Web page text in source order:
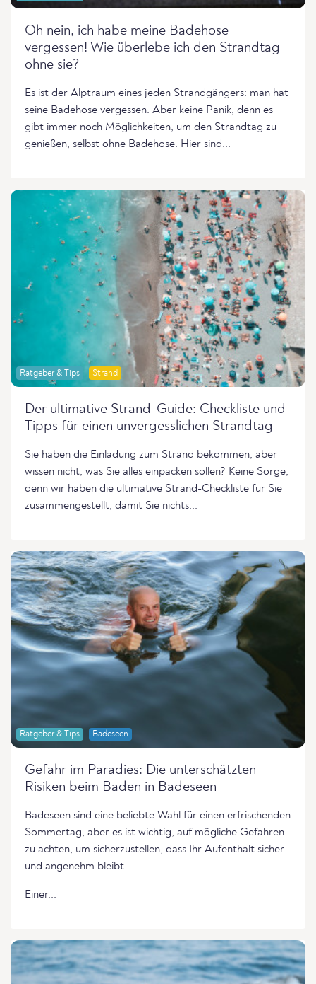
Oh nein, ich habe meine Badehose
vergessen! Wie überlebe ich den Strandtag
ohne sie?
Es ist der Alptraum eines jeden Strandgängers: man hat
seine Badehose vergessen. Aber keine Panik, denn es
gibt immer noch Möglichkeiten, um den Strandtag zu
genießen, selbst ohne Badehose. Hier sind...
Ratgeber & Tips Strand
Der ultimative Strand-Guide: Checkliste und
Tipps für einen unvergesslichen Strandtag
Sie haben die Einladung zum Strand bekommen, aber
wissen nicht, was Sie alles einpacken sollen? Keine Sorge,
denn wir haben die ultimative Strand-Checkliste für Sie
zusammengestellt, damit Sie nichts...
Ratgeber & Tips Badeseen
Gefahr im Paradies: Die unterschätzten
Risiken beim Baden in Badeseen
Badeseen sind eine beliebte Wahl für einen erfrischenden
Sommertag, aber es ist wichtig, auf mögliche Gefahren
zu achten, um sicherzustellen, dass Ihr Aufenthalt sicher
und angenehm bleibt.
Einer...